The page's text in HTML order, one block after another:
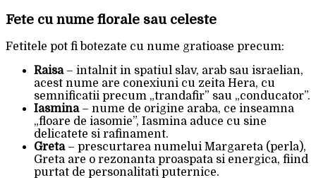
Fete cu nume florale sau celeste
Fetitele pot fi botezate cu nume gratioase precum:
Raisa– intalnit in spatiul slav, arab sau israelian,
acest nume are conexiuni cu zeita Hera, cu
semnificatii precum „trandafir” sau „conducator”.
Iasmina– nume de origine araba, ce inseamna
„floare de iasomie”, Iasmina aduce cu sine
delicatete si rafinament.
Greta– prescurtarea numelui Margareta (perla),
Greta are o rezonanta proaspata si energica, fiind
purtat de personalitati puternice.